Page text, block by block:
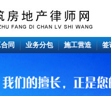
同 业务分包 施工营造 签